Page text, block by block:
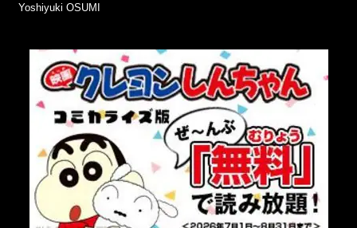
Yoshiyuki OSUMI